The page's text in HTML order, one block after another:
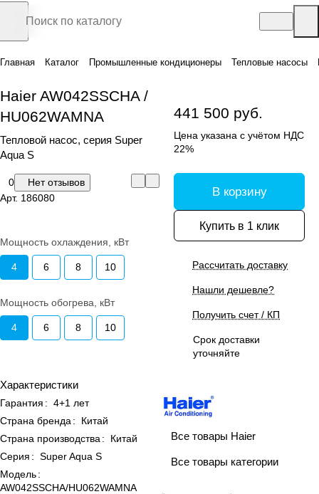
Главная Каталог Промышленные кондиционеры Тепловые насосы
Haier AW042SSCHA /
HU062WAMNA
Тепловой насос, серия Super
Aqua S
0
Нет отзывов
Арт. 186080
Мощность охлаждения, кВт
4 6 8 10
Мощность обогрева, кВт
4 6 8 10
Характеристики
Гарантия : 4+1 лет
Страна бренда :
Китай
Страна производства :
Китай
Серия : Super Aqua S
Модель:
AW042SSCHA/HU062WAMNA
441 500 руб.
Цена указана с учётом НДС
22%
В корзину
Купить в 1 клик
Рассчитать доставку
Нашли дешевле?
Получить счет / КП
Срок доставки
уточняйте
Все товары Haier
Все товары категории